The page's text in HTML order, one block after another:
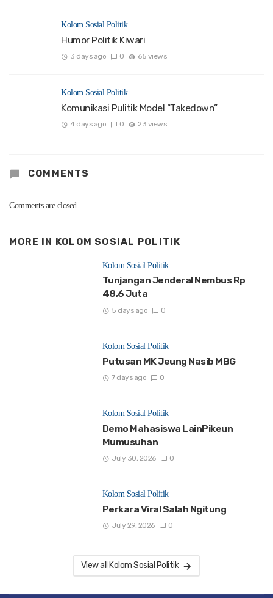
Kolom Sosial Politik
Humor Politik Kiwari
3 days ago 0 65 views
Kolom Sosial Politik
Komunikasi Pulitik Model “Takedown”
4 days ago 0 23 views
COMMENTS
Comments are closed.
MORE IN KOLOM SOSIAL POLITIK
Kolom Sosial Politik
Tunjangan Jenderal Nembus Rp
48,6 Juta
5 days ago 0
Kolom Sosial Politik
Putusan MK Jeung Nasib MBG
7 days ago 0
Kolom Sosial Politik
Demo Mahasiswa LainPikeun
Mumusuhan
July 30, 2026 0
Kolom Sosial Politik
Perkara Viral Salah Ngitung
July 29, 2026 0
View all Kolom Sosial Politik